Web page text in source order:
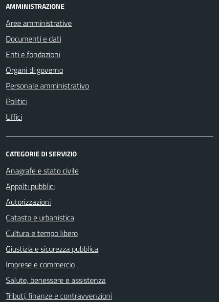
AMMINISTRAZIONE
Aree amministrative
Documenti e dati
Enti e fondazioni
Organi di governo
Personale amministrativo
Politici
Uffici
CATEGORIE DI SERVIZIO
Anagrafe e stato civile
Appalti pubblici
Autorizzazioni
Catasto e urbanistica
Cultura e tempo libero
Giustizia e sicurezza pubblica
Imprese e commercio
Salute, benessere e assistenza
Tributi, finanze e contravvenzioni